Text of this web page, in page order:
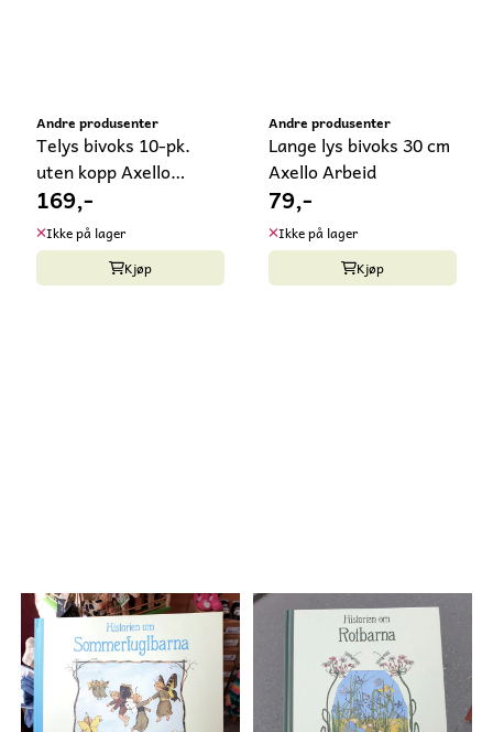
Andre produsenter
Telys bivoks 10-pk.
uten kopp Axello
Arbeid
169,-
Ikke på lager
Kjøp
Andre produsenter
Lange lys bivoks 30 cm
Axello Arbeid
79,-
Ikke på lager
Kjøp